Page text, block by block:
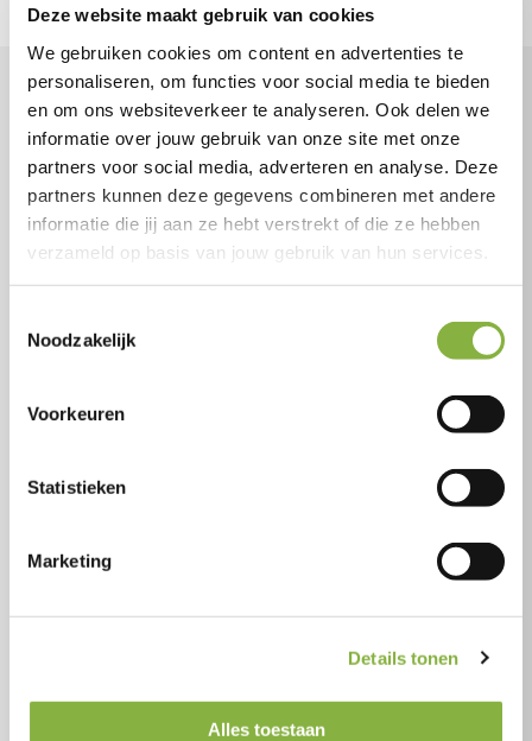
Deze website maakt gebruik van cookies
We gebruiken cookies om content en advertenties te
personaliseren, om functies voor social media te bieden
en om ons websiteverkeer te analyseren. Ook delen we
informatie over jouw gebruik van onze site met onze
partners voor social media, adverteren en analyse. Deze
partners kunnen deze gegevens combineren met andere
informatie die jij aan ze hebt verstrekt of die ze hebben
verzameld op basis van jouw gebruik van hun services.
Noodzakelijk
Voorkeuren
Statistieken
Marketing
Details tonen
Alles toestaan
Wil jij individuele begeleiding?
Dit zijn de stappen.
Kies de hulp die je nodig hebt
Wil je graag individuele begeleiding? Maar weet
Kom er achter of je in aanmerking komt voor de
Check
Ga naar het Wmo-loket